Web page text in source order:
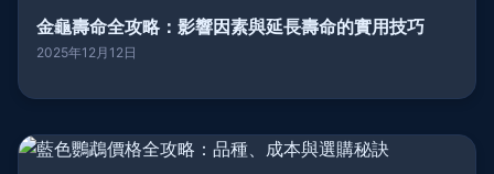
金龜壽命全攻略：影響因素與延長壽命的實用技巧
2025年12月12日